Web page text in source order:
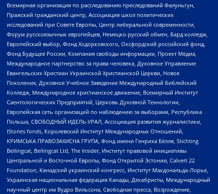
Всемирная организация по расследованию преследований Фалуньгун,
Пражский гражданский центр, Ассоциация школ политических
исследований при Совете Европы, Центр либеральной современности,
Форум русскоязычных европейцев, Немецко-русский обмен, Бард колледж,
Европейский выбор, Фонд Ходорковского, Оксфордский российский фонд,
Фонд Будущее России, Компания свободы информации, Проект Медиа,
Международное партнерство за права человека, Духовное Управление
Евангельских Христиан Украинской Христианской Церкви, Новое
Поколение, Духовное Учебное Заведение Международный Библейский
Колледж, Международное христианское движение, Всемирный Институт
Саентологических Предприятий, Церковь Духовной Технологии,
Европейская сеть организаций по наблюдению за выборами, Республика
Польша, СВОБОДНЫЙ ИДЕЛЬ-УРАЛ, Ассоциация развития журналистики,
IStories fonds, Королевский Институт Международных Отношений,
КРИМСЬКА ПРАВОЗАХИСНА ГРУПА, Фонд имени Генриха Бёлля, Stichting
Bellingcat, Bellingcat Ltd, The Insider, Институт правовой инициативы
Центральной и Восточной Европы, Фонд Открытой Эстонии, Calvert 22
Foundation, Канадский украинский конгресс, Институт Макдональда-Лорье,
Украинская национальная федерация Канады, Декабристы, Международный
научный центр им Вудро Вильсона, Свободная пресса, Возрождение,